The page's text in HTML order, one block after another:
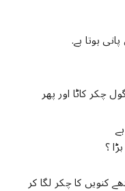
ہوتا ہے.
چکر کاٹا اور پھر
؟
کنویں کا چکر لگا کر